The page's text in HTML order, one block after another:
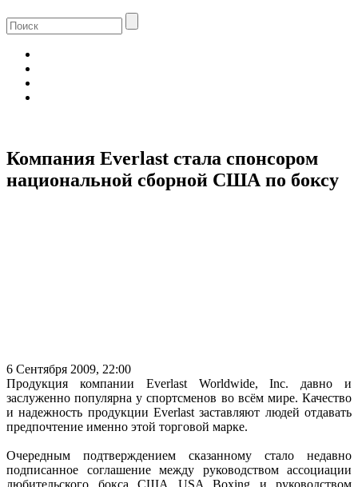
Компания Everlast стала спонсором
национальной сборной США по боксу
6 Сентября 2009, 22:00
Продукция компании Everlast Worldwide, Inc. давно и
заслуженно популярна у спортсменов во всём мире. Качество
и надежность продукции Everlast заставляют людей отдавать
предпочтение именно этой торговой марке.
Очередным подтверждением сказанному стало недавно
подписанное соглашение между руководством ассоциации
любительского бокса США USA Boxing и руководством